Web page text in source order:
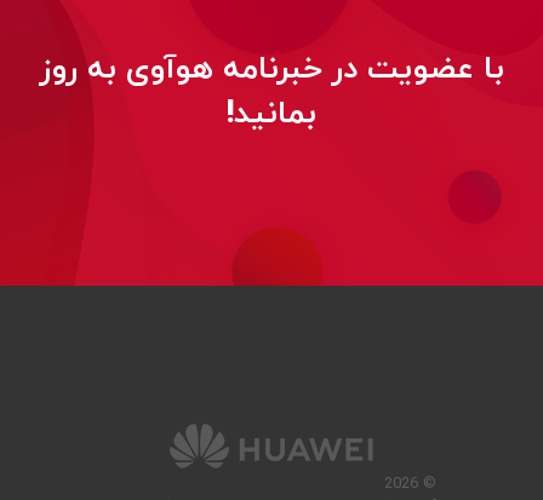
با عضویت در خبرنامه هوآوی به روز
بمانید!
© 2026